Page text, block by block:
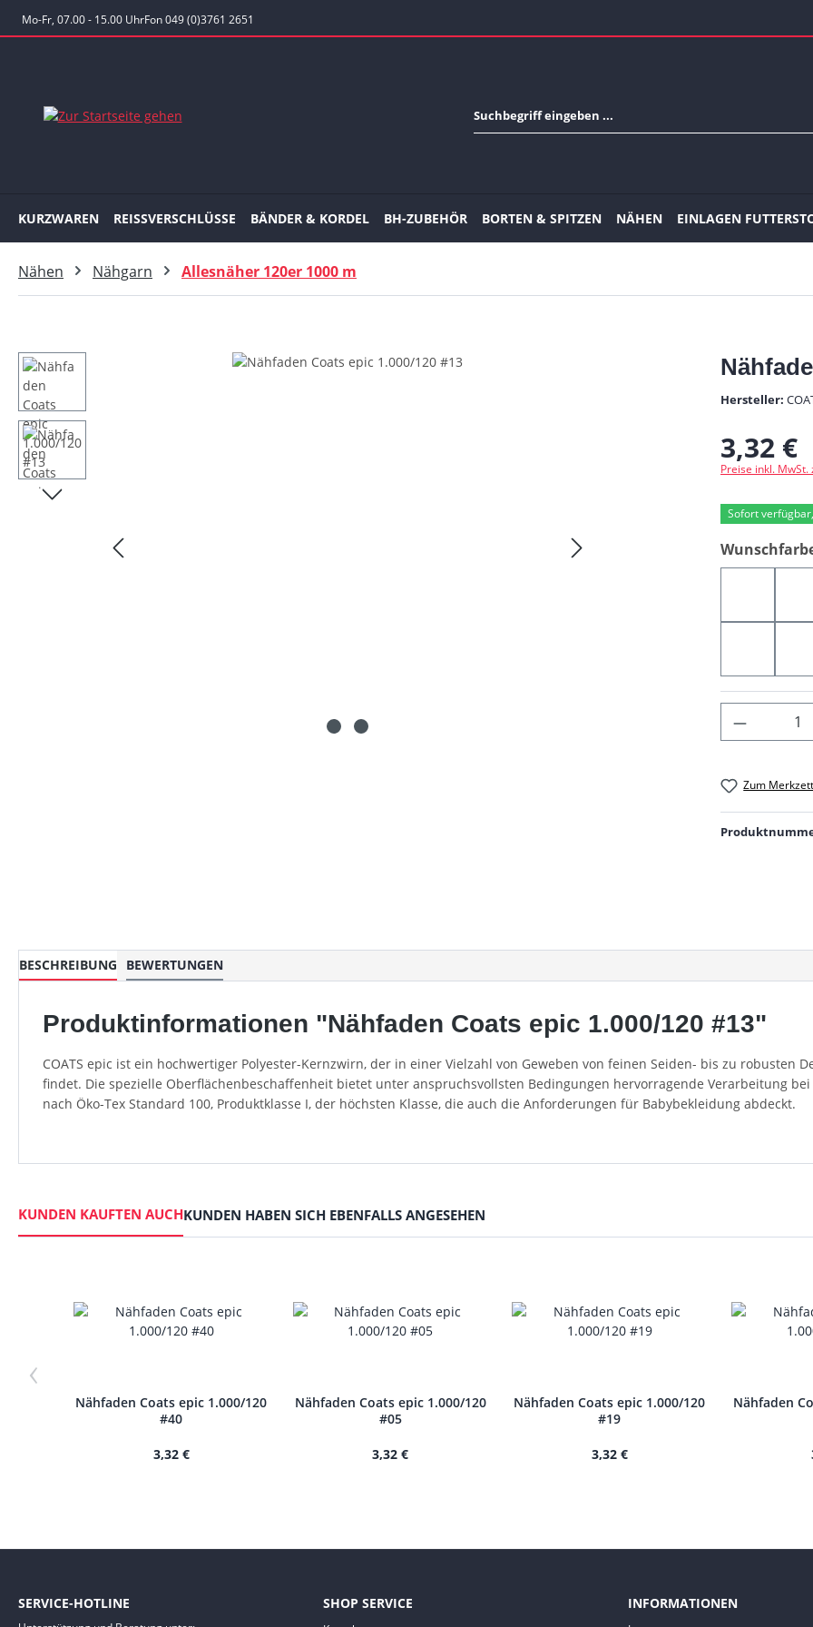
Hauptinhalt springen
Zur Suche springen
Zur Hauptnavigation springen
Mo-Fr, 07.00 - 15.00 UhrFon 049 (0)3761 2651
KURZWAREN REISSVERSCHLÜSSE BÄNDER & KORDEL BH-ZUBEHÖR BORTEN & SPITZEN NÄHEN EINLAGEN
Nähen Nähgarn Allesnäher 120er 1000 m
Bildergalerie überspringen
Hersteller:
Regulärer Preis:
3,32 €
Preise inkl.
Sofort
Zum
BESCHREIBUNG BEWERTUNGEN
Produktinformationen "Nähfaden Coats epic 1.000/120 #13"
COATS epic ist ein hochwertiger Polyester-Kernzwirn, der in einer Vielzahl von Geweben von feinen Seiden- bis zu robusten
findet. Die spezielle Oberflächenbeschaffenheit bietet unter anspruchsvollsten Bedingungen hervorragende Verarbeitung
nach Öko-Tex Standard 100, Produktklasse I, der höchsten Klasse, die auch die Anforderungen für Babybekleidung abdeckt.
KUNDEN KAUFTEN AUCHKUNDEN HABEN SICH EBENFALLS ANGESEHEN
‹
Nähfaden Coats epic 1.000/120
#40
3,32 €
Nähfaden Coats epic 1.000/120
#05
3,32 €
Nähfaden Coats epic 1.000/120
#19
3,32 €
Nähfaden
SERVICE-HOTLINE SHOP SERVICE INFORMATIONEN